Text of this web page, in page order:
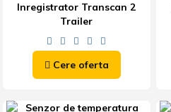
Inregistrator Transcan 2
Trailer
Cere oferta